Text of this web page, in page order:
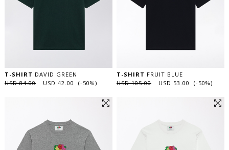
T-SHIRT DAVID GREEN
USD 84.00
USD 42.00 (-50%)
T-SHIRT FRUIT BLUE
USD 105.00
USD 53.00 (-50%)